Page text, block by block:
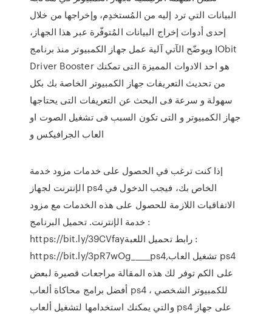
البيانات التي ترد إليه من المُستخدِم، وإخراجها من خلال
إحدى أدوات إخراج البيانات المُتوفّرة عبر هذا الجهاز،
ويوضّح الآتي آلية عمل جهاز الكمبيوتر منذ برنامج IObit
Driver Booster هو احد الادوات المميزة التى تمكنك
من تحديث التعريفات جهاز الكمبيوتر الخاصة بك بكل
سهولة و سرعة فى البحث عن التعريفات التى يحتاجها
جهاز الكمبيوتر و التى تكون السبب فى تشغيل الصوت او
العاب الجرافيكس و
إذا كنت ترغب في الحصول على خدمات مزود خدمة
الإنترنت لجهاز ps4 الخاص بك، فيجب الدخول في
الاتفاقيات اللازمة للحصول على هذه الخدمات مع مزود
خدمة الإنترنت. تحميل البرنامج :
https://bit.ly/39CVfayرابط تحميل اللعبة :
https://bit.ly/3pR7wOg_____ps4,تشغيل العاب ps4
على الكم توفر لك هذه المقالة مراجعات قصيرة لبعض
أفضل برامج محاكاة ألعاب ps4 للكمبيوتر الشخصي ،
والتي يمكنك استخدامها لتشغيل ألعاب ps4 على جهاز